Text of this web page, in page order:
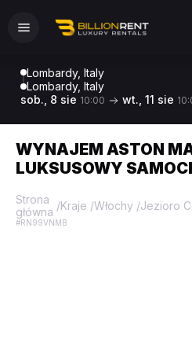
Lombardy, Italy
Lombardy, Italy
sob., 8 sie 10:00 wt., 11 sie
WYNAJEM ASTON
LUKSUSOWY
Strona
główna /Kraje /Włochy /Jezioro
#RN99VNMB